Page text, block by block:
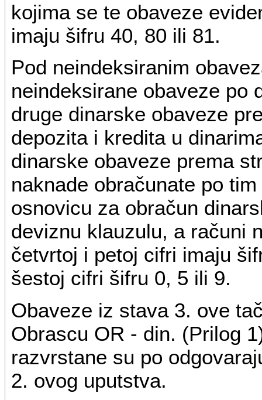
kojima se te obaveze
imaju šifru 40, 80 ili 81.
Pod neindeksiranim
neindeksirane obaveze po
druge dinarske obaveze
depozita i kredita u
dinarske obaveze prema
naknade obračunate po
osnovicu za obračun
deviznu klauzulu, a računi
četvrtoj i petoj cifri imaju
šestoj cifri šifru 0, 5 ili 9.
Obaveze iz stava 3. ove
Obrascu OR - din. (Prilog
razvrstane su po
2. ovog uputstva.